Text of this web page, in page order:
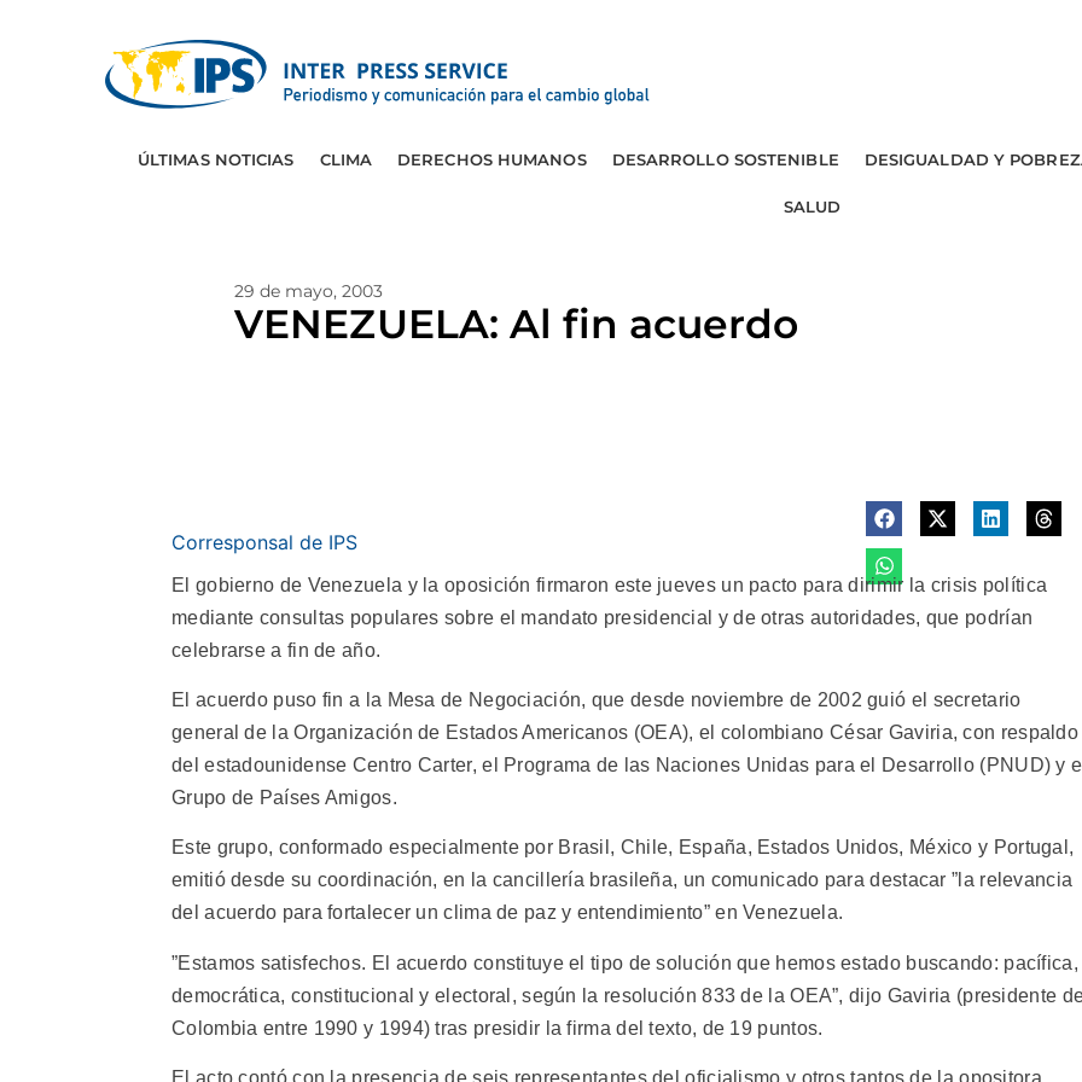
ÚLTIMAS NOTICIAS CLIMA DERECHOS HUMANOS DESARROLLO SOSTENIBLE DESIGUALDAD Y
SALUD
29 de mayo, 2003
VENEZUELA: Al fin acuerdo
Corresponsal de IPS
El gobierno de Venezuela y la oposición firmaron este jueves un pacto para dirimir la crisis política
mediante consultas populares sobre el mandato presidencial y de otras autoridades, que podrían
celebrarse a fin de año.
El acuerdo puso fin a la Mesa de Negociación, que desde noviembre de 2002 guió el secretario
general de la Organización de Estados Americanos (OEA), el colombiano César Gaviria, con respaldo
del estadounidense Centro Carter, el Programa de las Naciones Unidas para el Desarrollo (PNUD) y
Grupo de Países Amigos.
Este grupo, conformado especialmente por Brasil, Chile, España, Estados Unidos, México y Portugal,
emitió desde su coordinación, en la cancillería brasileña, un comunicado para destacar ”la relevancia
del acuerdo para fortalecer un clima de paz y entendimiento” en Venezuela.
”Estamos satisfechos. El acuerdo constituye el tipo de solución que hemos estado buscando: pacífica,
democrática, constitucional y electoral, según la resolución 833 de la OEA”, dijo Gaviria (presidente
Colombia entre 1990 y 1994) tras presidir la firma del texto, de 19 puntos.
El acto contó con la presencia de seis representantes del oficialismo y otros tantos de la opositora